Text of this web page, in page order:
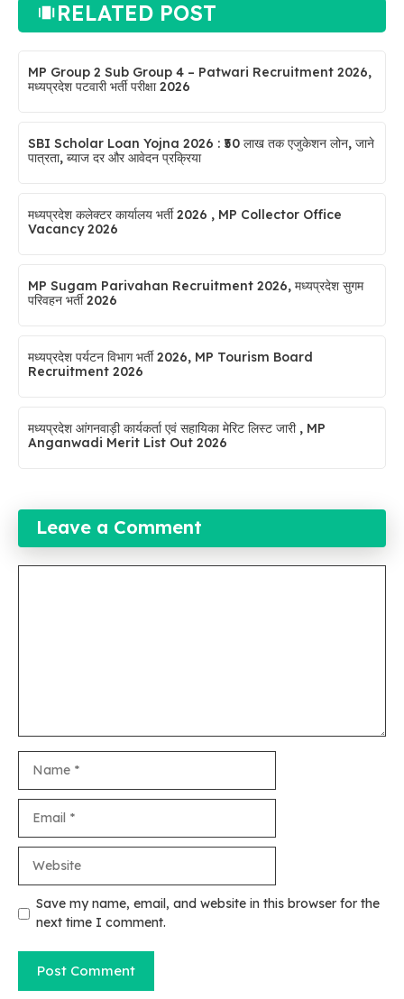
RELATED POST
MP Group 2 Sub Group 4 – Patwari Recruitment 2026,
मध्यप्रदेश पटवारी भर्ती परीक्षा 2026
SBI Scholar Loan Yojna 2026 : ₹50 लाख तक एजुकेशन लोन, जाने
पात्रता, ब्याज दर और आवेदन प्रक्रिया
मध्यप्रदेश कलेक्टर कार्यालय भर्ती 2026 , MP Collector Office
Vacancy 2026
MP Sugam Parivahan Recruitment 2026, मध्यप्रदेश सुगम
परिवहन भर्ती 2026
मध्यप्रदेश पर्यटन विभाग भर्ती 2026, MP Tourism Board
Recruitment 2026
मध्यप्रदेश आंगनवाड़ी कार्यकर्ता एवं सहायिका मेरिट लिस्ट जारी , MP
Anganwadi Merit List Out 2026
Leave a Comment
Save my name, email, and website in this browser for the
next time I comment.